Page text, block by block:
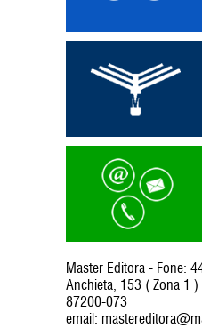
Master Editora - Fone:
Anchieta, 153 ( Zona 1 )
87200-073
email: